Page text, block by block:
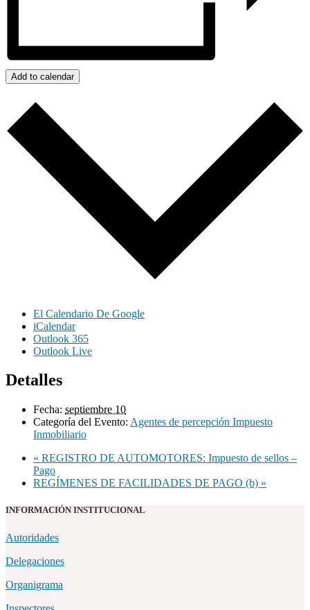
Add to calendar
El Calendario De Google
iCalendar
Outlook 365
Outlook Live
Detalles
Fecha: septiembre 10
Categoría del Evento: Agentes de percepción Impuesto
Inmobiliario
« REGISTRO DE AUTOMOTORES: Impuesto de sellos –
Pago
REGÍMENES DE FACILIDADES DE PAGO (b) »
INFORMACIÓN INSTITUCIONAL
Autoridades
Delegaciones
Organigrama